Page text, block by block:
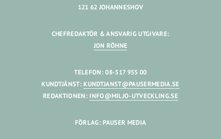
121 62 JOHANNESHOV
CHEFREDAKTÖR & ANSVARIG UTGIVARE:
JON RÖHNE
TELEFON: 08-517 955 00
KUNDTJÄNST: KUNDTJANST@PAUSERMEDIA.SE
REDAKTIONEN: INFO@MILJO-UTVECKLING.SE
FÖRLAG: PAUSER MEDIA